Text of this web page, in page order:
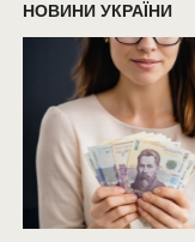
НОВИНИ УКРАЇНИ